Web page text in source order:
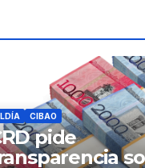
CIBAO
pide